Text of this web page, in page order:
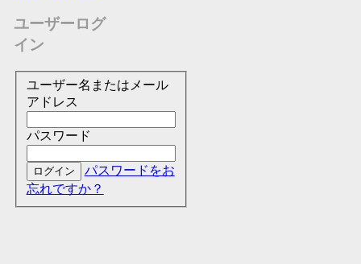
ユーザーログ
イン
ユーザー名またはメール
アドレス
パスワード
パスワードをお
忘れですか？